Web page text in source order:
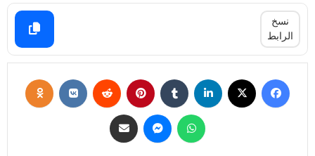
نسخ
الرابط